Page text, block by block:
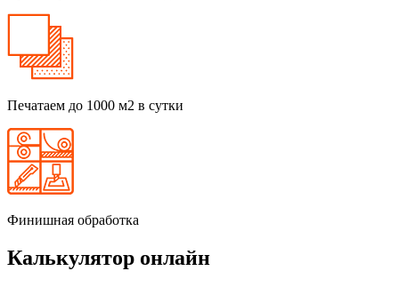
Печатаем до 1000 м2 в сутки
Финишная обработка
Калькулятор онлайн